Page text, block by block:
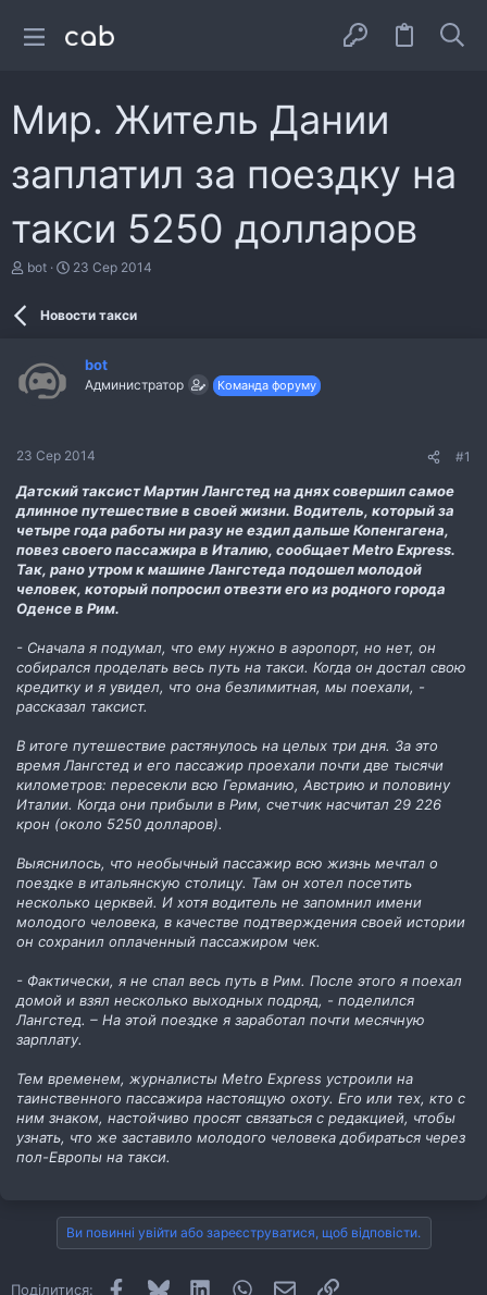
Мир. Житель Дании
заплатил за поездку на
такси 5250 долларов
А
е
м
bot
Д
а
н
23 Сер 2014
Новости такси
bot
Администратор Команда форуму
23 Сер 2014 #1
Датский таксист Мартин Лангстед на днях совершил самое
длинное путешествие в своей жизни. Водитель, который за
четыре года работы ни разу не ездил дальше Копенгагена,
повез своего пассажира в Италию, сообщает Metro Express.
Так, рано утром к машине Лангстеда подошел молодой
человек, который попросил отвезти его из родного города
Оденсе в Рим.
- Сначала я подумал, что ему нужно в аэропорт, но нет, он
собирался проделать весь путь на такси. Когда он достал свою
кредитку и я увидел, что она безлимитная, мы поехали, -
рассказал таксист.
В итоге путешествие растянулось на целых три дня. За это
время Лангстед и его пассажир проехали почти две тысячи
километров: пересекли всю Германию, Австрию и половину
Италии. Когда они прибыли в Рим, счетчик насчитал 29 226
крон (около 5250 долларов).
Выяснилось, что необычный пассажир всю жизнь мечтал о
поездке в итальянскую столицу. Там он хотел посетить
несколько церквей. И хотя водитель не запомнил имени
молодого человека, в качестве подтверждения своей истории
он сохранил оплаченный пассажиром чек.
- Фактически, я не спал весь путь в Рим. После этого я поехал
домой и взял несколько выходных подряд, - поделился
Лангстед. – На этой поездке я заработал почти месячную
зарплату.
Тем временем, журналисты Metro Express устроили на
таинственного пассажира настоящую охоту. Его или тех, кто с
ним знаком, настойчиво просят связаться с редакцией, чтобы
узнать, что же заставило молодого человека добираться через
пол-Европы на такси.
Ви повинні увійти або зареєструватися, щоб відповісти.
Поділитися: Facebook
Bluesky LinkedInWhatsApp
E-mailПосилання